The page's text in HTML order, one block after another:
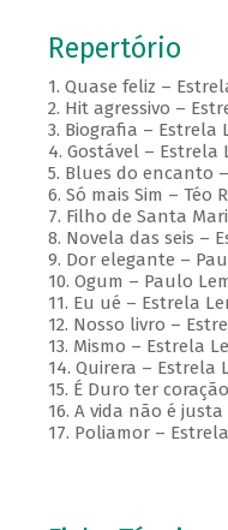
Repertório
1. Quase feliz –
2. Hit agressivo –
3. Biografia – Estrela
4. Gostável – Estrela
5. Blues do encanto
6. Só mais Sim – Téo
7. Filho de Santa
8. Novela das seis –
9. Dor elegante –
10. Ogum – Paulo
11. Eu ué – Estrela
12. Nosso livro –
13. Mismo – Estrela
14. Quirera – Estrela
15. É Duro ter
16. A vida não é
17. Poliamor –